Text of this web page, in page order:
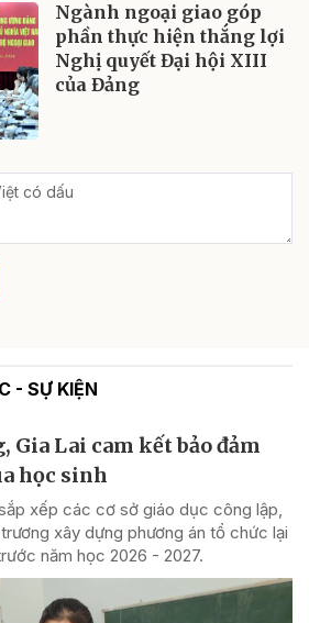
Ngành ngoại giao góp
phần thực hiện thắng lợi
Nghị quyết Đại hội XIII
của Đảng
- SỰ KIỆN
Gia Lai cam kết bảo đảm
học sinh
xếp các cơ sở giáo dục công lập,
xây dựng phương án tổ chức lại
năm học 2026 - 2027.